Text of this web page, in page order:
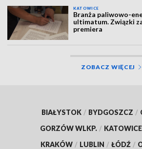
KATOWICE
Branża paliwowo-
ultimatum. Związki
premiera
ZOBACZ WIĘCEJ
BIAŁYSTOK / BYDGOSZCZ /
GORZÓW WLKP. / KATOWICE
KRAKÓW / LUBLIN / ŁÓDŹ /